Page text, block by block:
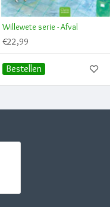
Willewete serie - Afval
€22,99
Bestellen